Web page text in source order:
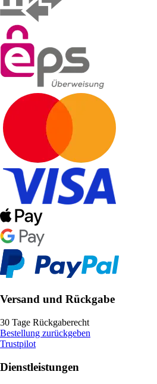
Versand und Rückgabe
30 Tage Rückgaberecht
Bestellung zurückgeben
Trustpilot
Dienstleistungen